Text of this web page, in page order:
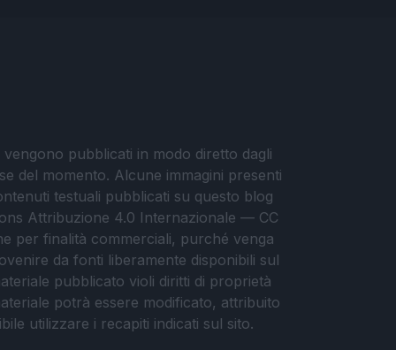
pubblicati in modo diretto dagli
del momento. Alcune immagini presenti
testuali pubblicati su questo blog
Attribuzione 4.0 Internazionale — CC
per finalità commerciali, purché venga
da fonti liberamente disponibili sul
pubblicato violi diritti di proprietà
potrà essere modificato, attribuito
utilizzare i recapiti indicati sul sito.